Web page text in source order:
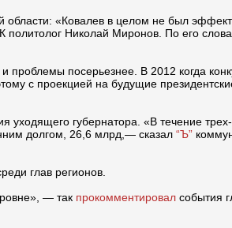
области: «Ковалев в целом не был
Николай Миронов. По его
посерьезнее. В 2012 когда
с проекцией на будущие
уходящего губернатора. «В течение
долгом, 26,6 млрд,— сказал “Ъ”
глав регионов.
— так прокомментировал события